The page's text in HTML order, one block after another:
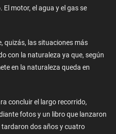
motor, el agua y el gas se
quizás, las situaciones más
con la naturaleza ya que, según
en la naturaleza queda en
concluir el largo recorrido,
fotos y un libro que lanzaron
dos años y cuatro